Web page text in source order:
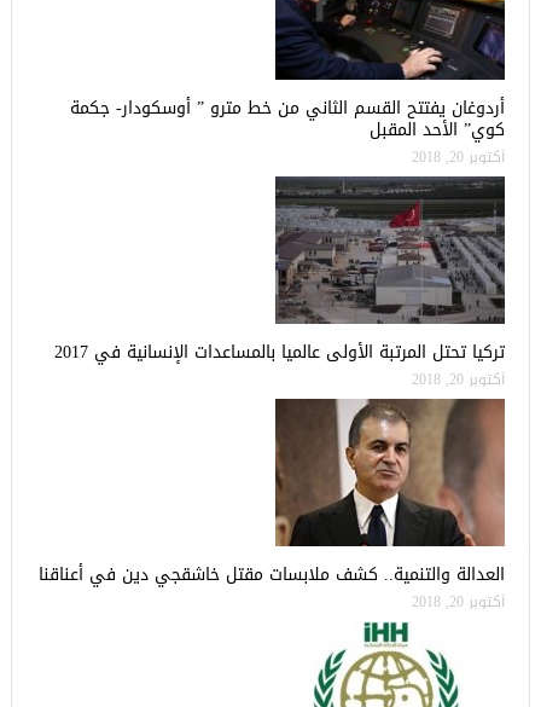
أردوغان يفتتح القسم الثاني من خط مترو ” أوسكودار- جكمة
كوي” الأحد المقبل
أكتوبر 20, 2018
تركيا تحتل المرتبة الأولى عالميا بالمساعدات الإنسانية في 2017
أكتوبر 20, 2018
العدالة والتنمية.. كشف ملابسات مقتل خاشقجي دين في أعناقنا
أكتوبر 20, 2018